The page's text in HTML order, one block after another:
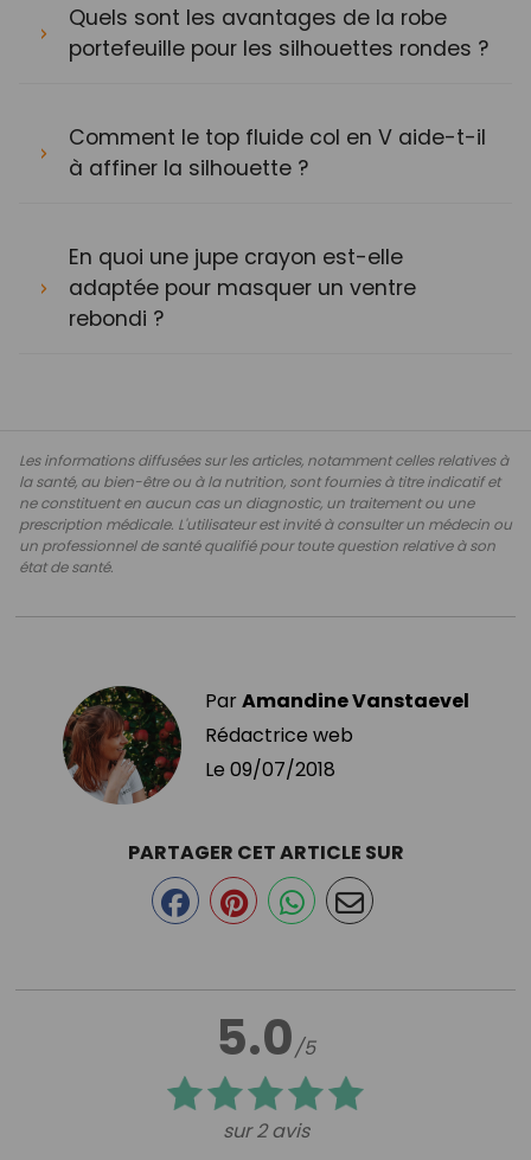
Quels sont les avantages de la robe
portefeuille pour les silhouettes rondes ?
Comment le top fluide col en V aide-t-il
à affiner la silhouette ?
En quoi une jupe crayon est-elle
adaptée pour masquer un ventre
rebondi ?
Les informations diffusées sur les articles, notamment celles relatives à
la santé, au bien-être ou à la nutrition, sont fournies à titre indicatif et
ne constituent en aucun cas un diagnostic, un traitement ou une
prescription médicale. L'utilisateur est invité à consulter un médecin ou
un professionnel de santé qualifié pour toute question relative à son
état de santé.
ParAmandine Vanstaevel
Rédactrice web
Le 09/07/2018
5.0/5
sur 2 avis
PARTAGER CET ARTICLE SUR